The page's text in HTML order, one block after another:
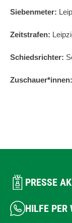
Siebenmeter:
Zeitstrafen:
Schiedsrichter:
Zuschauer*innen:
PRESSE
HILFE PER